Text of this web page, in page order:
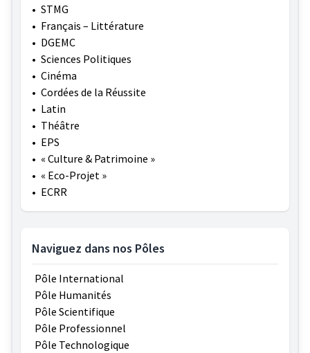
• STMG
• Français – Littérature
• DGEMC
• Sciences Politiques
• Cinéma
• Cordées de la Réussite
• Latin
• Théâtre
• EPS
• « Culture & Patrimoine »
• « Eco-Projet »
• ECRR
Naviguez dans nos Pôles
Pôle International
Pôle Humanités
Pôle Scientifique
Pôle Professionnel
Pôle Technologique